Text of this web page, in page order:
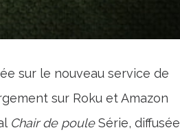
sur le nouveau service de
sur Roku et Amazon
Chair de pouleSérie, diffusée